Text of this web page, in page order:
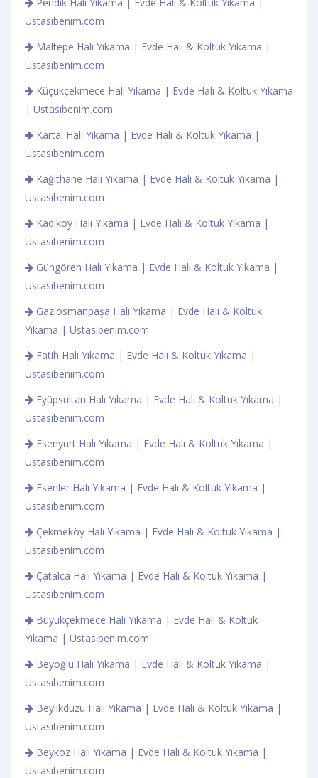
Ustasıbenim.com
Maltepe Halı Yıkama | Evde Halı & Koltuk Yıkama |
Ustasıbenim.com
Küçükçekmece Halı Yıkama | Evde Halı & Koltuk Yıkama
| Ustasıbenim.com
Kartal Halı Yıkama | Evde Halı & Koltuk Yıkama |
Ustasıbenim.com
Kağıthane Halı Yıkama | Evde Halı & Koltuk Yıkama |
Ustasıbenim.com
Kadıköy Halı Yıkama | Evde Halı & Koltuk Yıkama |
Ustasıbenim.com
Güngören Halı Yıkama | Evde Halı & Koltuk Yıkama |
Ustasıbenim.com
Gaziosmanpaşa Halı Yıkama | Evde Halı & Koltuk
Yıkama | Ustasıbenim.com
Fatih Halı Yıkama | Evde Halı & Koltuk Yıkama |
Ustasıbenim.com
Eyüpsultan Halı Yıkama | Evde Halı & Koltuk Yıkama |
Ustasıbenim.com
Esenyurt Halı Yıkama | Evde Halı & Koltuk Yıkama |
Ustasıbenim.com
Esenler Halı Yıkama | Evde Halı & Koltuk Yıkama |
Ustasıbenim.com
Çekmeköy Halı Yıkama | Evde Halı & Koltuk Yıkama |
Ustasıbenim.com
Çatalca Halı Yıkama | Evde Halı & Koltuk Yıkama |
Ustasıbenim.com
Büyükçekmece Halı Yıkama | Evde Halı & Koltuk
Yıkama | Ustasıbenim.com
Beyoğlu Halı Yıkama | Evde Halı & Koltuk Yıkama |
Ustasıbenim.com
Beylikdüzü Halı Yıkama | Evde Halı & Koltuk Yıkama |
Ustasıbenim.com
Beykoz Halı Yıkama | Evde Halı & Koltuk Yıkama |
Ustasıbenim.com